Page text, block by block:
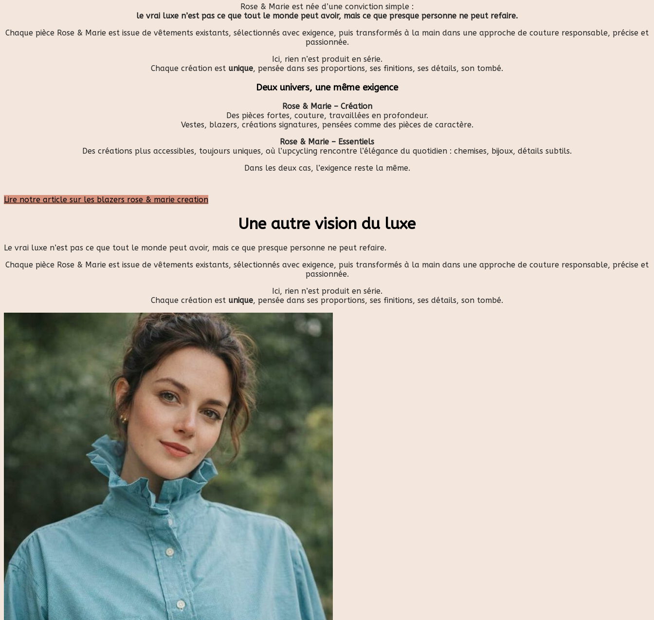
Rose & Marie est née d’une conviction simple :
le vrai luxe n’est pas ce que tout le monde peut avoir, mais ce que presque personne ne peut refaire.
Chaque pièce Rose & Marie est issue de vêtements existants, sélectionnés avec exigence, puis transformés à la main dans une approche de couture responsable, précise et
passionnée.
Ici, rien n’est produit en série.
Chaque création est unique, pensée dans ses proportions, ses finitions, ses détails, son tombé.
Deux univers, une même exigence
Rose & Marie – Création
Des pièces fortes, couture, travaillées en profondeur.
Vestes, blazers, créations signatures, pensées comme des pièces de caractère.
Rose & Marie – Essentiels
Des créations plus accessibles, toujours uniques, où l’upcycling rencontre l’élégance du quotidien : chemises, bijoux, détails subtils.
Dans les deux cas, l’exigence reste la même.
Lire notre article sur les blazers rose & marie creation
Une autre vision du luxe
Le vrai luxe n’est pas ce que tout le monde peut avoir, mais ce que presque personne ne peut refaire.
Chaque pièce Rose & Marie est issue de vêtements existants, sélectionnés avec exigence, puis transformés à la main dans une approche de couture responsable, précise et
passionnée.
Ici, rien n’est produit en série.
Chaque création est unique, pensée dans ses proportions, ses finitions, ses détails, son tombé.